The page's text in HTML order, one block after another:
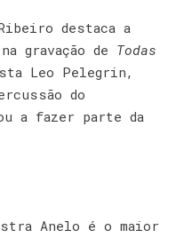
destaca a
gravação de Todas
Leo Pelegrin,
do
a fazer parte da
Anelo é o maior